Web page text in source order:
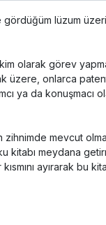
gördüğüm lüzum
olarak görev
üzere, onlarca
ya da konuşmacı
zihnimde mevcut
kitabı meydana
ayırarak bu